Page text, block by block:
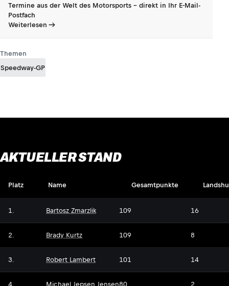
Termine aus der Welt des Motorsports - direkt in Ihr E-Mail-
Postfach
Weiterlesen
Themen
Speedway-GP
AKTUELLER STAND
Platz Name Gesamtpunkte
1. Bartosz Zmarzlik 109 16
2. Brady Kurtz 109 8
3. Robert Lambert 101 14
4. Michael Jepsen Jensen80 2